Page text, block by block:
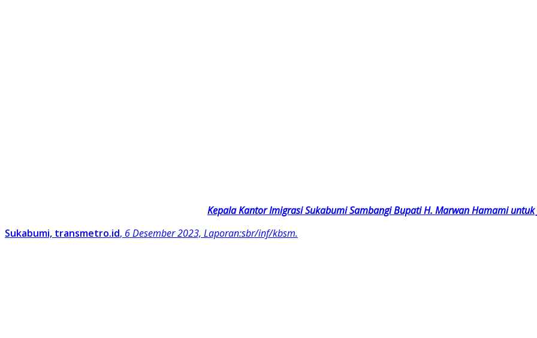
Kepala Kantor Imigrasi Sukabumi Sambangi Bupati H. Marwan Hamami untuk
Sukabumi, transmetro.id, 6 Desember 2023, Laporan:sbr/inf/kbsm.